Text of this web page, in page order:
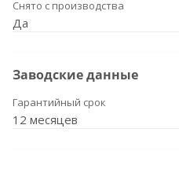
Снято с производства
Да
Заводские данные
Гарантийный срок
12 месяцев